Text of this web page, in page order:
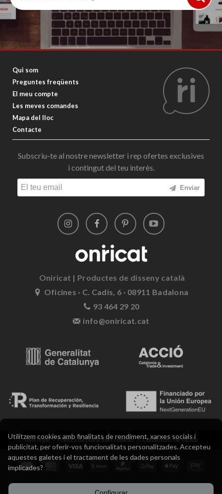
Qui som
Preguntes freqüents
El meu compte
Les meves comandes
Mapa del lloc
Contacte
Subscriu-te al nostre newsletter i rep ofertes exclusives
i contingut del teu interès.
Enviar
Oniricat | Productes de disseny català
Oficines · C. Cadis, 6 · 08911 Badalona
93 464 29 20
info@oniricat.cat
Avís legal Política de privacitat i cookies Condicions de venda
Utilitzem cookies amb finalitats de rendiment, xarxes socials i
publicitat, per oferir-vos funcionalitats personalitzades. Accepteu
aquestes galetes i el tractament de les dades personals
implicades?